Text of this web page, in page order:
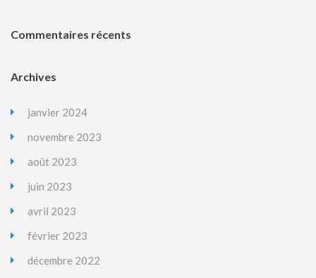
Commentaires récents
Archives
janvier 2024
novembre 2023
août 2023
juin 2023
avril 2023
février 2023
décembre 2022